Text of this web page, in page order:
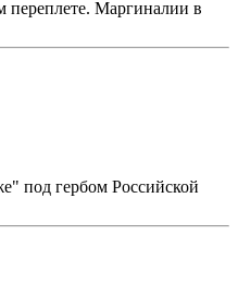
переплете. Маргиналии в
под гербом Российской